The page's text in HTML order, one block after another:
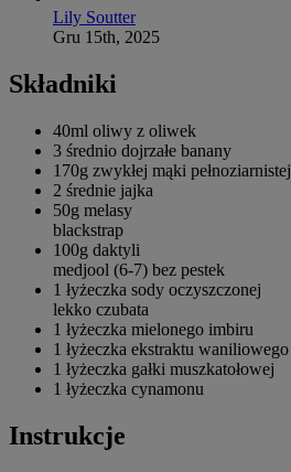
Lily Soutter
Gru 15th, 2025
Składniki
40ml oliwy z oliwek
3 średnio dojrzałe banany
170g zwykłej mąki pełnoziarnistej
2 średnie jajka
50g melasy
blackstrap
100g daktyli
medjool (6-7) bez pestek
1 łyżeczka sody oczyszczonej
lekko czubata
1 łyżeczka mielonego imbiru
1 łyżeczka ekstraktu waniliowego
1 łyżeczka gałki muszkatołowej
1 łyżeczka cynamonu
Instrukcje